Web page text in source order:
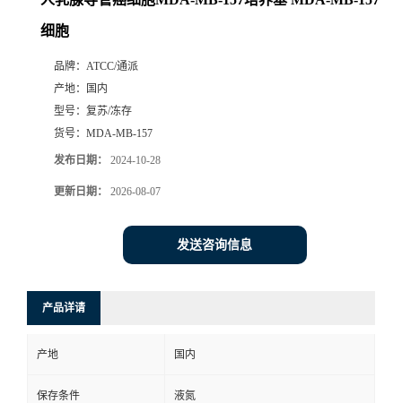
细胞
品牌： ATCC/通派
产地：
国内
型号： 复苏/冻存
货号： MDA-MB-157
发布日期： 2024-10-28
更新日期： 2026-08-07
发送咨询信息
产品详请
产地 国内
保存条件 液氮